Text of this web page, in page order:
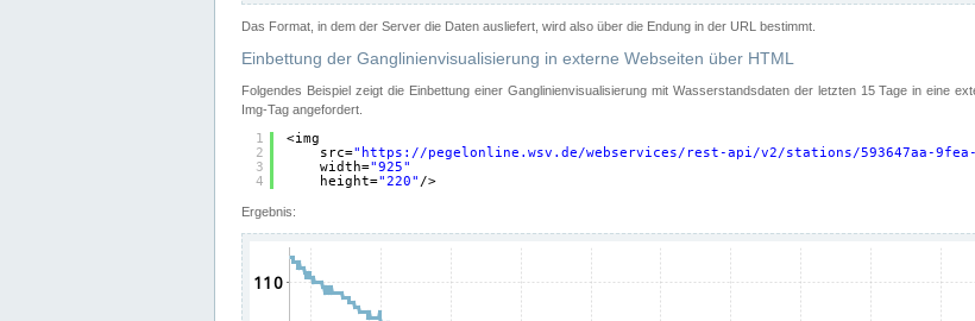
Das Format, in dem der Server die Daten ausliefert, wird also über die Endung in der URL bestimmt.
Einbettung der Ganglinienvisualisierung in externe Webseiten über HTML
Folgendes Beispiel zeigt die Einbettung einer Ganglinienvisualisierung mit Wasserstandsdaten der letzten 15 Tage in eine
Img-Tag angefordert.
1
2
3
4
<img
src=" https://pegelonline.wsv.de/webservices/rest-api/v2/stations/593647aa-9fea-
width="925"
height="220" />
Ergebnis: